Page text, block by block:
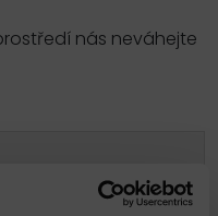
nás neváhejte